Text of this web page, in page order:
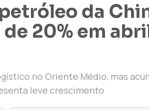
da
20% em
no Oriente Médio, mas
leve crescimento